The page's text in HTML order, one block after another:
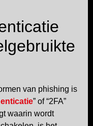
van phishing is
” of “2FA”
waarin wordt